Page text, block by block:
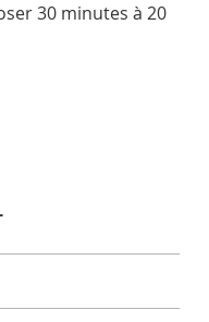
30 minutes à 20